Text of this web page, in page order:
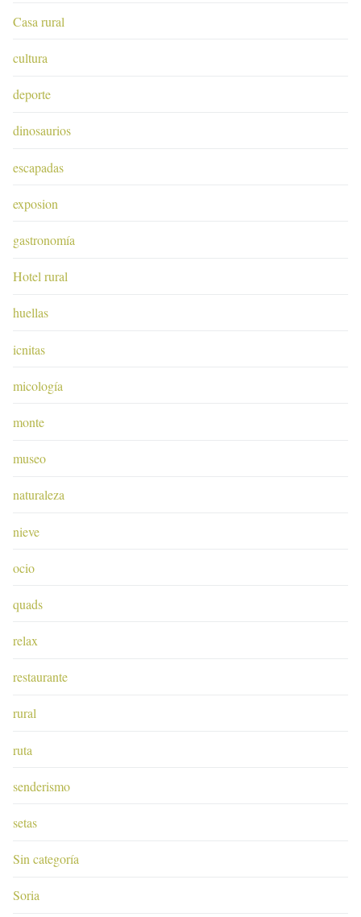
Casa rural
cultura
deporte
dinosaurios
escapadas
exposion
gastronomía
Hotel rural
huellas
icnitas
micología
monte
museo
naturaleza
nieve
ocio
quads
relax
restaurante
rural
ruta
senderismo
setas
Sin categoría
Soria